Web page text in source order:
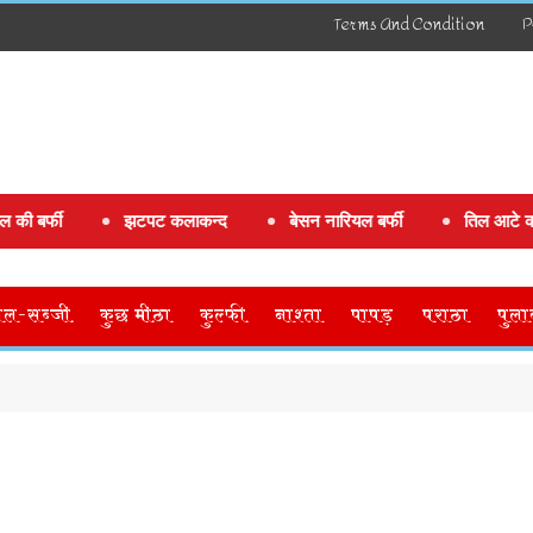
Terms And Condition
झटपट कलाकन्द बेसन नारियल बर्फी तिल आटे की बर्फी
सब्जी कुछ मीठा कुल्फी नाश्ता पापड़ पराठा